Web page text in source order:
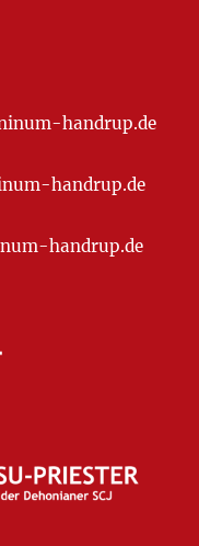
handrup.de
handrup.de
handrup.de